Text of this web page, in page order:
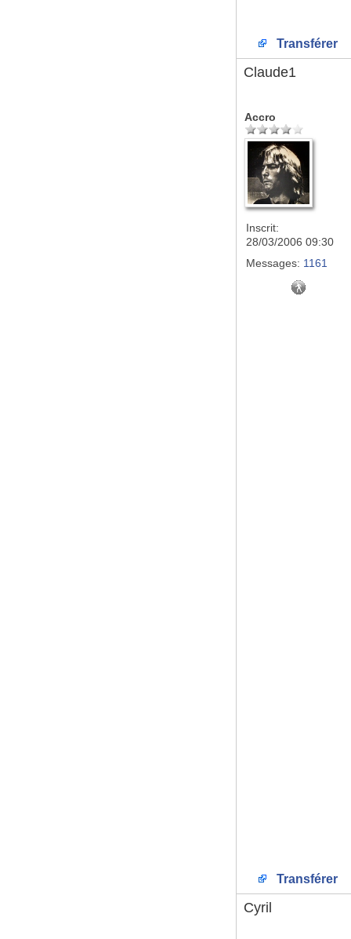
Transférer
Claude1
Accro
Inscrit:
28/03/2006 09:30
Messages: 1161
Transférer
Cyril